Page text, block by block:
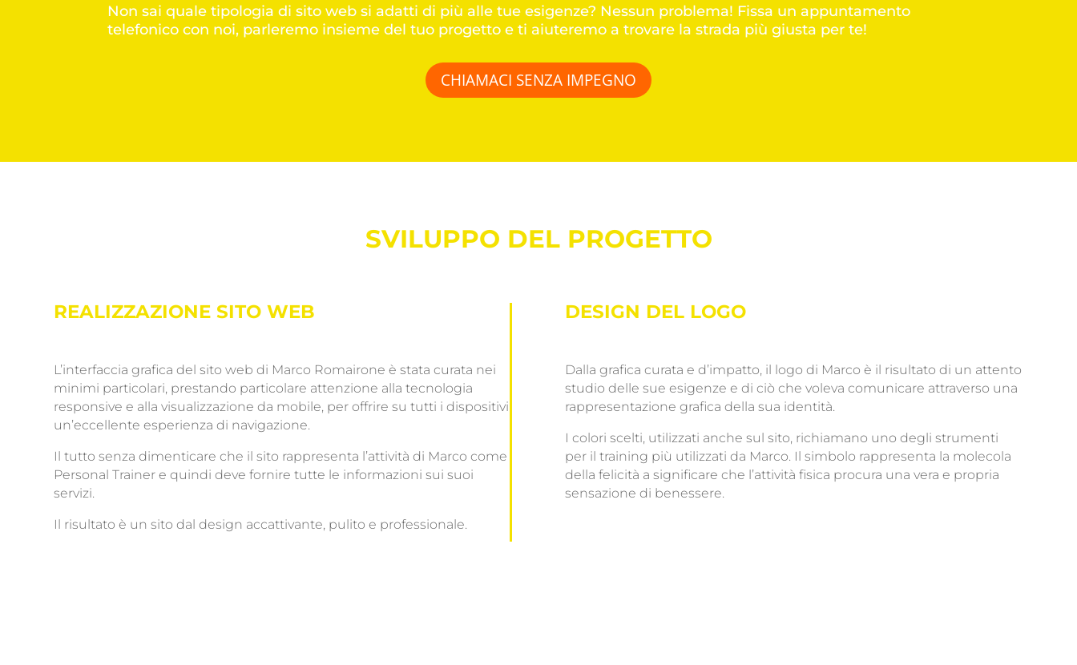
Non sai quale tipologia di sito web si adatti di più alle tue esigenze? Nessun problema! Fissa un appuntamento
telefonico con noi, parleremo insieme del tuo progetto e ti aiuteremo a trovare la strada più giusta per te!
CHIAMACI SENZA IMPEGNO
SVILUPPO DEL PROGETTO
REALIZZAZIONE SITO WEB
L’interfaccia grafica del sito web di Marco Romairone è stata curata nei
minimi particolari, prestando particolare attenzione alla tecnologia
responsive e alla visualizzazione da mobile, per offrire su tutti i dispositivi
un’eccellente esperienza di navigazione.
Il tutto senza dimenticare che il sito rappresenta l’attività di Marco come
Personal Trainer e quindi deve fornire tutte le informazioni sui suoi
servizi.
Il risultato è un sito dal design accattivante, pulito e professionale.
DESIGN DEL LOGO
Dalla grafica curata e d’impatto, il logo di Marco è il risultato di un attento
studio delle sue esigenze e di ciò che voleva comunicare attraverso una
rappresentazione grafica della sua identità.
I colori scelti, utilizzati anche sul sito, richiamano uno degli strumenti
per il training più utilizzati da Marco. Il simbolo rappresenta la molecola
della felicità a significare che l’attività fisica procura una vera e propria
sensazione di benessere.